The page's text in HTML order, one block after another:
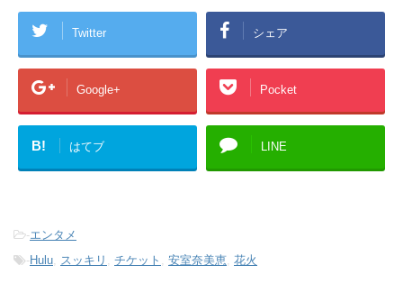
Twitter シェア
Google+ Pocket
B! はてブ LINE
-エンタメ
-Hulu スッキリ チケット 安室奈美恵 花火